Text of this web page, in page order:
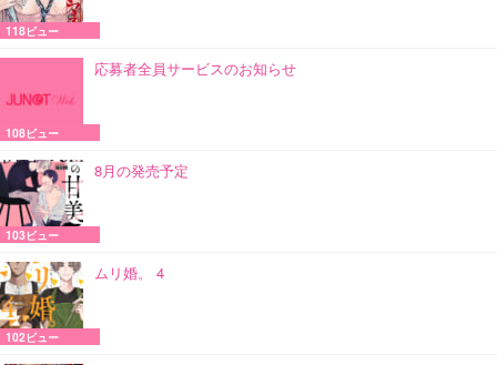
118ビュー
応募者全員サービスのお知らせ
108ビュー
8月の発売予定
103ビュー
ムリ婚。 4
102ビュー